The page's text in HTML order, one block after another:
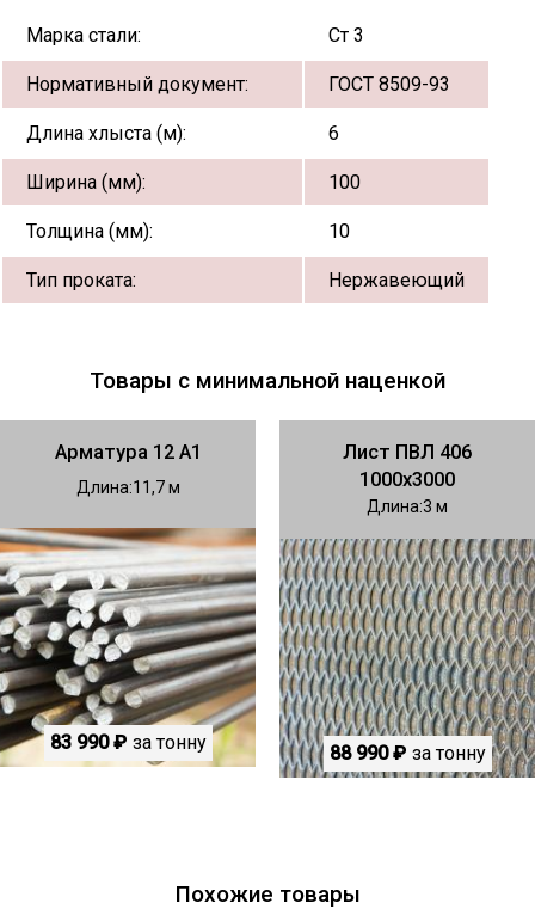
Марка стали: Ст 3
Нормативный документ: ГОСТ 8509-93
Длина хлыста (м): 6
Ширина (мм): 100
Толщина (мм): 10
Тип проката: Нержавеющий
Товары с минимальной наценкой
Арматура 12 А1
Длина 11,7
83 990 ₽ за тонну
Лист ПВЛ 406
1000х3000
Длина 3
88 990 ₽ за тонну
Похожие товары